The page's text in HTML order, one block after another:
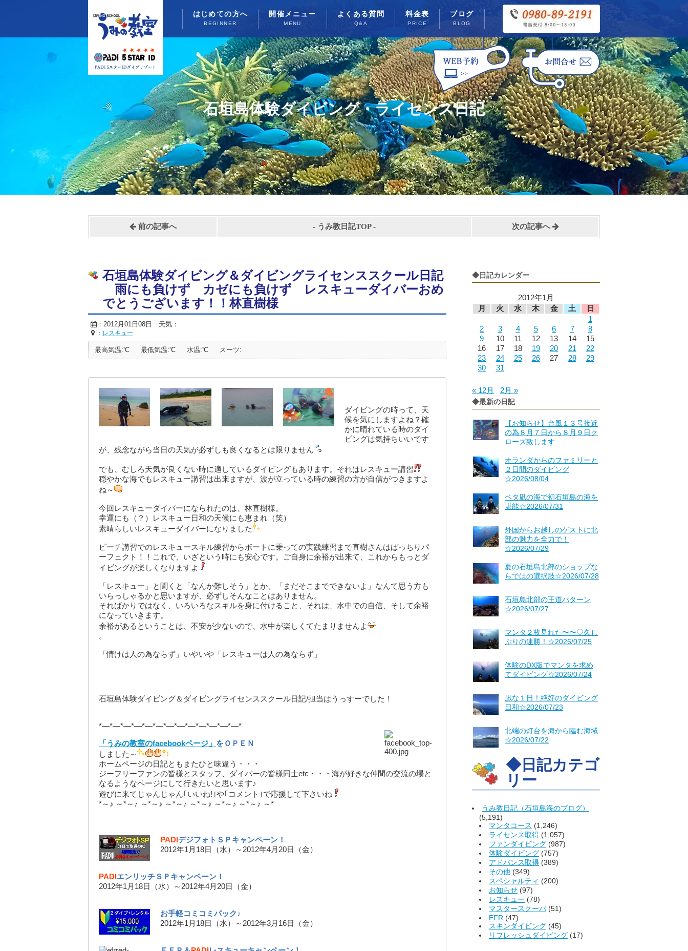
はじめての方へ
BEGINNER
開催メニュー
MENU
よくある質問
Q&A
料金表
PRICE
ブログ
BLOG
石垣島体験ダイビング・ライセンス日記
前の記事へ - うみ教日記TOP- 次の記事へ
◆日記カレンダー
2012年1月
月
火 水 木 金 土
日
1
2
3 4 5 6 7
8
9
10 11 12 13 14
15
16
17 18 19 20 21
22
23
24 25 26 27 28
29
30
31
« 12月 2月 »
◆最新の日記
【お知らせ】台風１３号接近
の為８月７日から８月９日ク
ローズ致します
オランダからのファミリーと
２日間のダイビング
☆2026/08/04
ベタ凪の海で初石垣島の海を
堪能☆2026/07/31
外国からお越しのゲストに北
部の魅力を全力で！
☆2026/07/29
夏の石垣島北部のショップな
らではの選択肢☆2026/07/28
石垣島北部の王道パターン
☆2026/07/27
マンタ２枚見れた〜〜♡久し
ぶりの連勝！☆2026/07/25
体験のDX版でマンタを求め
てダイビング☆2026/07/24
凪な１日！絶好のダイビング
日和☆2026/07/23
北端の灯台を海から臨む海域
☆2026/07/22
◆日記カテゴ
リー
うみ教日記（石垣島海のブログ）
(5,191)
マンタコース (1,246)
ライセンス取得 (1,057)
ファンダイビング (987)
体験ダイビング (757)
アドバンス取得 (389)
その他 (349)
スペシャルティ (200)
お知らせ (97)
レスキュー (78)
マスタースクーバ(51)
EFR (47)
スキンダイビング (45)
リフレッシュダイビング (17)
石垣島体験ダイビング＆ダイビングライセンススクール日記
雨にも負けず カゼにも負けず レスキューダイバーおめ
でとうございます！！林直樹様
：2012月01日08日 天気：
： レスキュー
最高気温:℃ 最低気温:℃ 水温:℃ スーツ:
ダイビングの時って、天
候を気にしますよね？確
かに晴れている時のダイ
ビングは気持ちいいです
が、残念ながら当日の天気が必ずしも良くなるとは限りません
でも、むしろ天気が良くない時に適しているダイビングもあります。それはレスキュー講習
穏やかな海でもレスキュー講習は出来ますが、波が立っている時の練習の方が自信がつきますよ
ね～
今回レスキューダイバーになられたのは、林直樹様。
幸運にも（？）レスキュー日和の天候にも恵まれ（笑）
素晴らしいレスキューダイバーになりました
ビーチ講習でのレスキュースキル練習からボートに乗っての実践練習まで直樹さんはばっちりパ
ーフェクト！！これで、いざという時にも安心です。ご自身に余裕が出来て、これからもっとダ
イビングが楽しくなりますよ
「レスキュー」と聞くと「なんか難しそう」とか、「まだそこまでできないよ」なんて思う方も
いらっしゃるかと思いますが、必ずしそんなことはありません。
そればかりではなく、いろいろなスキルを身に付けること、それは、水中での自信、そして余裕
になっていきます。
余裕があるということは、不安が少ないので、水中が楽しくてたまりませんよ
。
「情けは人の為ならず」いやいや「レスキューは人の為ならず」
石垣島体験ダイビング＆ダイビングライセンススクール日記/担当はうっすーでした！
*—*—*—*—*—*—*—*—*—*—*—*—*—*
「うみの教室のfacebookページ」 をＯＰＥＮ
しました～
ホームページの日記ともまたひと味違う・・・
ジーフリーファンの皆様とスタッフ、ダイバーの皆様同士etc・・・海が好きな仲間の交流の場と
なるようなページにして行きたいと思います♪
遊びに来てじゃんじゃん｢いいね!｣や｢コメント｣で応援して下さいね
*～♪ ～*～♪ ～*～♪ ～*～♪ ～*～♪ ～*～♪ ～*～♪ ～*
PADIデジフォトＳＰキャンペーン！
2012年1月18日（水）～2012年4月20日（金）
PADIエンリッチＳＰキャンペーン！
2012年1月18日（水）～2012年4月20日（金）
お手軽コミコミパック♪
2012年1月18日（水）～2012年3月16日（金）